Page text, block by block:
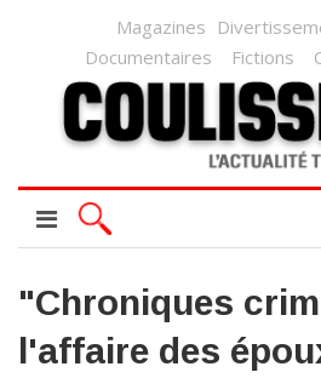
Magazines
Documentaires
Fictions
"Chroniques
l'affaire des